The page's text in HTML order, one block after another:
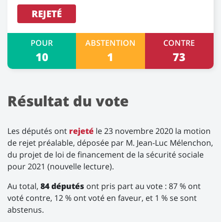
REJETÉ
POUR
10
ABSTENTION
1
CONTRE
73
Résultat du vote
Les députés ont rejeté le 23 novembre 2020 la motion
de rejet préalable, déposée par M. Jean-Luc Mélenchon,
du projet de loi de financement de la sécurité sociale
pour 2021 (nouvelle lecture).
Au total, 84 députés ont pris part au vote : 87 % ont
voté contre, 12 % ont voté en faveur, et 1 % se sont
abstenus.